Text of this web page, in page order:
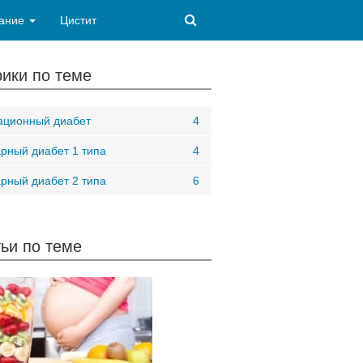
Цистит
по теме
диабет 4
диабет 1 типа 4
диабет 2 типа 6
по теме